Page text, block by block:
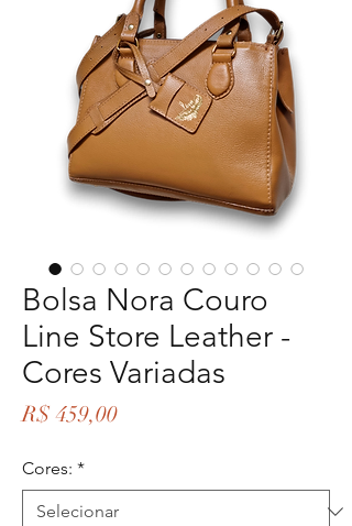
Bolsa Nora Couro
Line Store Leather -
Cores Variadas
R$ 459,00Preço
Cores: *